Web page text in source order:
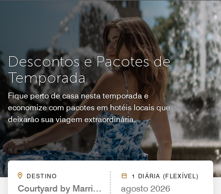
Descontos e Pacotes de
Temporada
Fique perto de casa nesta temporada e
economize com pacotes em hotéis locais que
deixarão sua viagem extraordinária.
DESTINO
Courtyard by Marriott Farmington
1 DIÁRIA (FLEXÍVEL)
agosto 2026